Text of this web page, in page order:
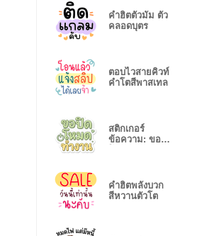
คำฮิตตัวมัม ตัว
คลอดบุตร
ตอบไวสายคิวท์
คำโตสีพาสเทล
สติกเกอร์
ข้อความ: ขอปิด
คำฮิตพลังบวก
สีหวานตัวโต